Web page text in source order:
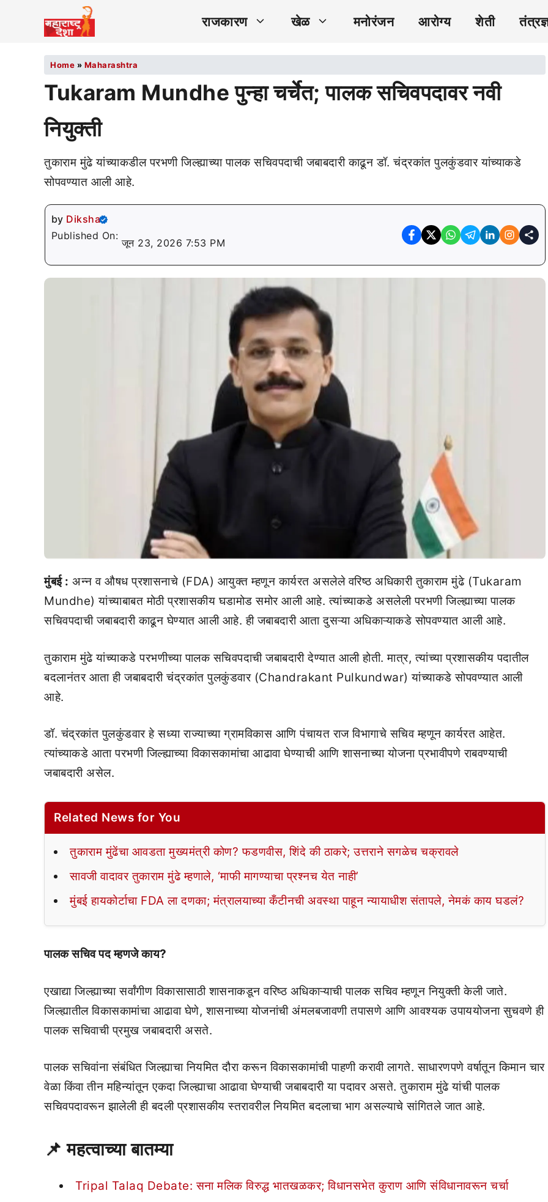
राजकारण खेळ मनोरंजन आरोग्य शेती
Home » Maharashtra
Tukaram Mundhe पुन्हा चर्चेत; पालक सचिवपदावर नवी
नियुक्ती
तुकाराम मुंढे यांच्याकडील परभणी जिल्ह्याच्या पालक सचिवपदाची जबाबदारी काढून डॉ. चंद्रकांत पुलकुंडवार यांच्याकडे
सोपवण्यात आली आहे.
by Diksha
Published On:
जून 23, 2026 7:53 PM
मुंबई : अन्न व औषध प्रशासनाचे (FDA) आयुक्त म्हणून कार्यरत असलेले वरिष्ठ अधिकारी तुकाराम मुंढे (Tukaram
Mundhe) यांच्याबाबत मोठी प्रशासकीय घडामोड समोर आली आहे. त्यांच्याकडे असलेली परभणी जिल्ह्याच्या पालक
सचिवपदाची जबाबदारी काढून घेण्यात आली आहे. ही जबाबदारी आता दुसऱ्या अधिकाऱ्याकडे सोपवण्यात आली आहे.
तुकाराम मुंढे यांच्याकडे परभणीच्या पालक सचिवपदाची जबाबदारी देण्यात आली होती. मात्र, त्यांच्या प्रशासकीय पदातील
बदलानंतर आता ही जबाबदारी चंद्रकांत पुलकुंडवार (Chandrakant Pulkundwar) यांच्याकडे सोपवण्यात आली
आहे.
डॉ. चंद्रकांत पुलकुंडवार हे सध्या राज्याच्या ग्रामविकास आणि पंचायत राज विभागाचे सचिव म्हणून कार्यरत आहेत.
त्यांच्याकडे आता परभणी जिल्ह्याच्या विकासकामांचा आढावा घेण्याची आणि शासनाच्या योजना प्रभावीपणे राबवण्याची
जबाबदारी असेल.
Related News for You
तुकाराम मुंढेंचा आवडता मुख्यमंत्री कोण? फडणवीस, शिंदे की ठाकरे; उत्तराने सगळेच चक्रावले
सावजी वादावर तुकाराम मुंढे म्हणाले, ‘माफी मागण्याचा प्रश्नच येत नाही’
मुंबई हायकोर्टाचा FDA ला दणका; मंत्रालयाच्या कँटीनची अवस्था पाहून न्यायाधीश संतापले, नेमकं काय घडलं?
पालक सचिव पद म्हणजे काय?
एखाद्या जिल्ह्याच्या सर्वांगीण विकासासाठी शासनाकडून वरिष्ठ अधिकाऱ्याची पालक सचिव म्हणून नियुक्ती केली जाते.
जिल्ह्यातील विकासकामांचा आढावा घेणे, शासनाच्या योजनांची अंमलबजावणी तपासणे आणि आवश्यक उपाययोजना सुचवणे ही
पालक सचिवाची प्रमुख जबाबदारी असते.
पालक सचिवांना संबंधित जिल्ह्याचा नियमित दौरा करून विकासकामांची पाहणी करावी लागते. साधारणपणे वर्षातून किमान चार
वेळा किंवा तीन महिन्यांतून एकदा जिल्ह्याचा आढावा घेण्याची जबाबदारी या पदावर असते. तुकाराम मुंढे यांची पालक
सचिवपदावरून झालेली ही बदली प्रशासकीय स्तरावरील नियमित बदलाचा भाग असल्याचे सांगितले जात आहे.
📌महत्वाच्या बातम्या
Tripal Talaq Debate: सना मलिक विरुद्ध भातखळकर; विधानसभेत कुराण आणि संविधानावरून चर्चा